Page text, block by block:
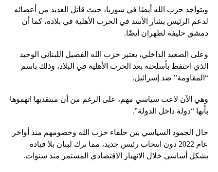
ويتواجد حزب الله أيضًا في سوريا، حيث قاتل العديد من أعضائه
لدعم الرئيس بشار الأسد في الحرب الأهلية في بلاده، كما أن
دمشق حليفة لطهران أيضًا.
وعلى الصعيد الداخلي، يعتبر حزب الله الفصيل اللبناني الوحيد
الذي احتفظ بأسلحته بعد الحرب الأهلية في البلاد، وذلك باسم
“المقاومة” ضد إسرائيل.
وهي الآن لاعب سياسي مهم، على الرغم من أن منتقديها اتهموها
بأنها “دولة داخل الدولة”.
حال الجمود السياسي بين حلفاء حزب الله وخصومهم منذ أواخر
عام 2022 دون انتخاب رئيس جديد، مما ترك لبنان بلا قيادة
بشكل أساسي خلال الانهيار الاقتصادي المستمر منذ سنوات.